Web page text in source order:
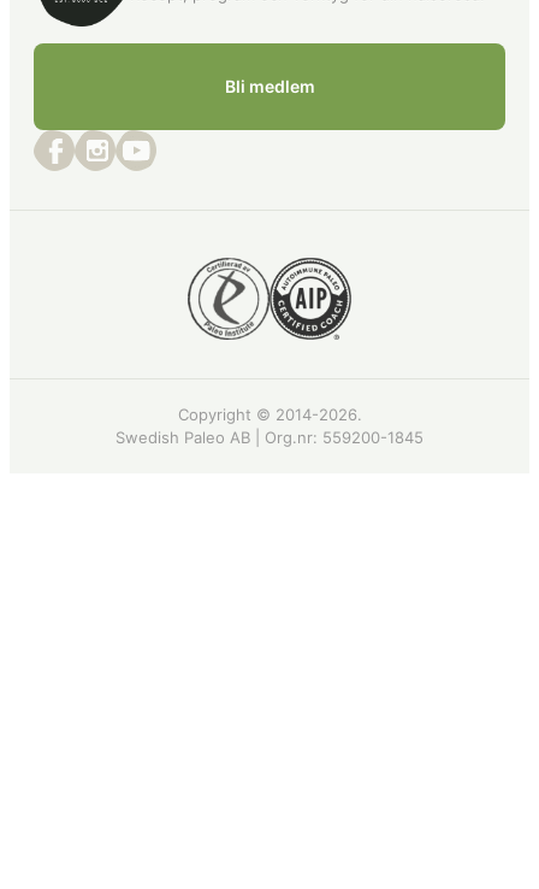
Bli medlem
Copyright © 2014-2026.
Swedish Paleo AB | Org.nr: 559200-1845